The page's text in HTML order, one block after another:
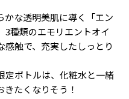
かな透明美肌に導く「エン
3種類のエモリエントオイ
触で、充実したしっとり
定ボトルは、化粧水と一緒
たくなりそう！